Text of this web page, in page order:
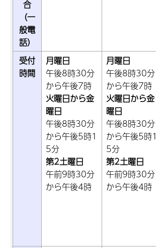
合
（一
般電
話）
受付
時間
月曜日
午後8時30分
から午後7時
火曜日から金
曜日
午後8時30分
から午後5時1
5分
第2土曜日
午前9時30分
から午後4時
月曜日
午後8時30分
から午後7時
火曜日から金
曜日
午後8時30分
から午後5時1
5分
第2土曜日
午前9時30分
から午後4時